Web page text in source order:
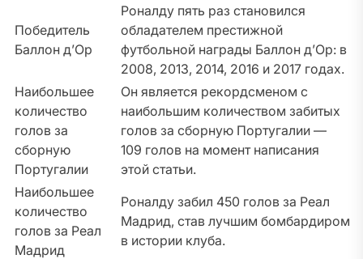
Победитель
Баллон д’Ор
Роналду пять раз становился
обладателем престижной
футбольной награды Баллон д’Ор: в
2008, 2013, 2014, 2016 и 2017 годах.
Наибольшее
количество
голов за
сборную
Португалии
Он является рекордсменом с
наибольшим количеством забитых
голов за сборную Португалии —
109 голов на момент написания
этой статьи.
Наибольшее
количество
голов за Реал
Мадрид
Роналду забил 450 голов за Реал
Мадрид, став лучшим бомбардиром
в истории клуба.